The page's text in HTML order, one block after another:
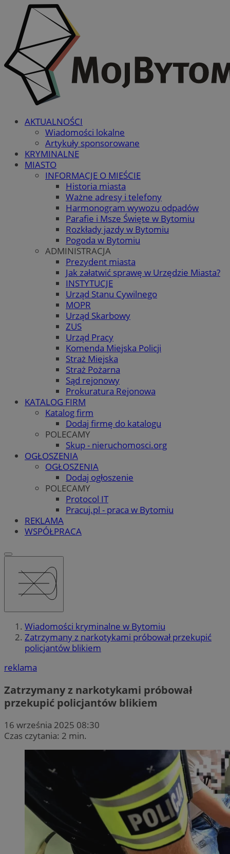
AKTUALNOŚCI
Wiadomości lokalne
Artykuły sponsorowane
KRYMINALNE
MIASTO
INFORMACJE O MIEŚCIE
Historia miasta
Ważne adresy i telefony
Harmonogram wywozu odpadów
Parafie i Msze Święte w Bytomiu
Rozkłady jazdy w Bytomiu
Pogoda w Bytomiu
ADMINISTRACJA
Prezydent miasta
Jak załatwić sprawę w Urzędzie Miasta?
INSTYTUCJE
Urząd Stanu Cywilnego
MOPR
Urząd Skarbowy
ZUS
Urząd Pracy
Komenda Miejska Policji
Straż Miejska
Straż Pożarna
Sąd rejonowy
Prokuratura Rejonowa
KATALOG FIRM
Katalog firm
Dodaj firmę do katalogu
POLECAMY
Skup - nieruchomosci.org
OGŁOSZENIA
OGŁOSZENIA
Dodaj ogłoszenie
POLECAMY
Protocol IT
Pracuj.pl - praca w Bytomiu
REKLAMA
WSPÓŁPRACA
Wiadomości kryminalne w Bytomiu
Zatrzymany z narkotykami próbował przekupić
policjantów blikiem
reklama
Zatrzymany z narkotykami próbował
przekupić policjantów blikiem
16 września 2025 08:30
Czas czytania: 2 min.